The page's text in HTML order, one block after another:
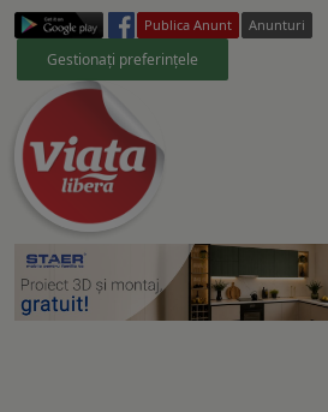
Publica Anunt Anunturi
Gestionați preferințele